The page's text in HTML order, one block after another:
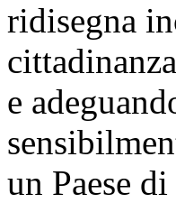
ridisegna
e
un Paese